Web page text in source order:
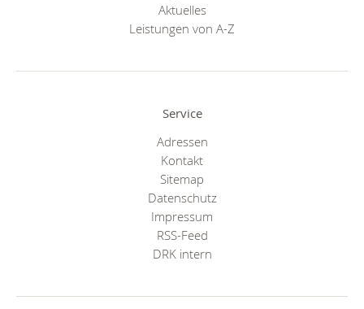
Aktuelles
Leistungen von A-Z
Service
Adressen
Kontakt
Sitemap
Datenschutz
Impressum
RSS-Feed
DRK intern